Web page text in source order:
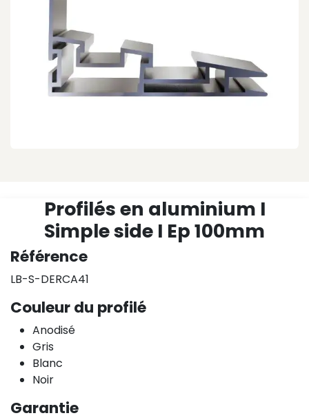
Profilés en aluminium I
Simple side I Ep 100mm
Référence
LB-S-DERCA41
Couleur du profilé
Anodisé
Gris
Blanc
Noir
Garantie